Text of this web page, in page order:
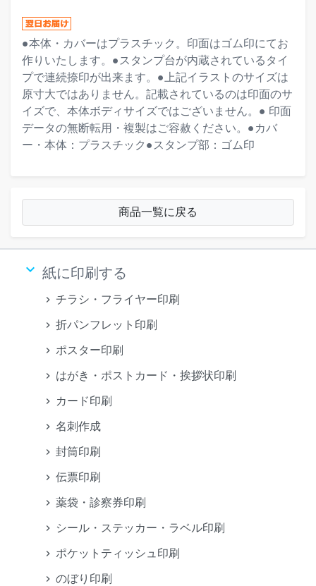
●本体・カバーはプラスチック。印面はゴム印にてお
作りいたします。●スタンプ台が内蔵されているタイ
プで連続捺印が出来ます。●上記イラストのサイズは
原寸大ではありません。記載されているのは印面のサ
イズで、本体ボディサイズではございません。● 印面
データの無断転用・複製はご容赦ください。●カバ
ー・本体：プラスチック●スタンプ部：ゴム印
商品一覧に戻る
keyboard_arrow_down 紙に印刷する
チラシ・フライヤー印刷
折パンフレット印刷
ポスター印刷
はがき・ポストカード・挨拶状印刷
カード印刷
名刺作成
封筒印刷
伝票印刷
薬袋・診察券印刷
シール・ステッカー・ラベル印刷
ポケットティッシュ印刷
のぼり印刷